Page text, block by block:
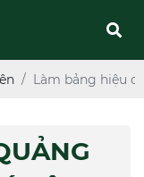
Làm bảng hiệu